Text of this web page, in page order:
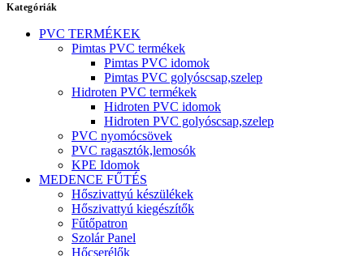
Kategóriák
PVC TERMÉKEK
Pimtas PVC termékek
Pimtas PVC idomok
Pimtas PVC golyóscsap,szelep
Hidroten PVC termékek
Hidroten PVC idomok
Hidroten PVC golyóscsap,szelep
PVC nyomócsövek
PVC ragasztók,lemosók
KPE Idomok
MEDENCE FŰTÉS
Hőszivattyú készülékek
Hőszivattyú kiegészítők
Fűtőpatron
Szolár Panel
Hőcserélők